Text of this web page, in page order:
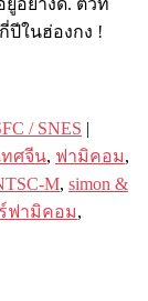
ปีในฮ่องกง !
/ SNES |
ทศจีน, ฟามิคอม,
M, simon &
ฟามิคอม,